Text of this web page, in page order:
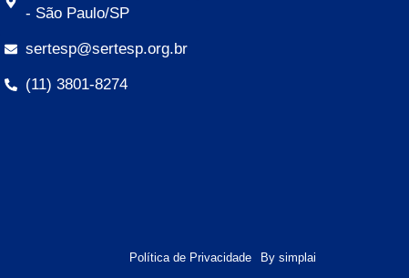
- São Paulo/SP
sertesp@sertesp.org.br
(11) 3801-8274
Política de Privacidade By simplai